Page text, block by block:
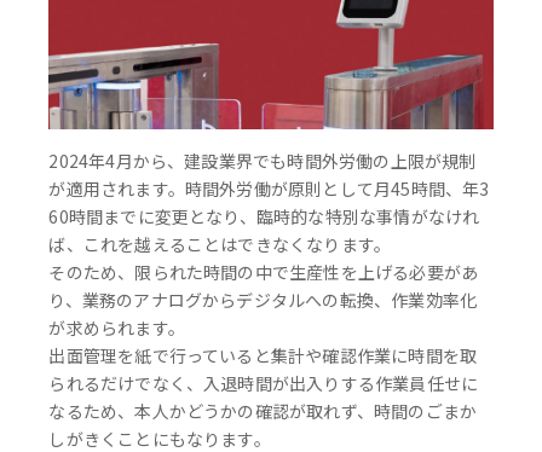
2024年4月から、建設業界でも時間外労働の上限が規制
が適用されます。時間外労働が原則として月45時間、年3
60時間までに変更となり、臨時的な特別な事情がなけれ
ば、これを越えることはできなくなります。
そのため、限られた時間の中で生産性を上げる必要があ
り、業務のアナログからデジタルへの転換、作業効率化
が求められます。
出面管理を紙で行っていると集計や確認作業に時間を取
られるだけでなく、入退時間が出入りする作業員任せに
なるため、本人かどうかの確認が取れず、時間のごまか
しがきくことにもなります。